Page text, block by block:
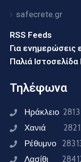
safecrete.gr
RSS Feeds
Για ενημερώσεις
Παλιά
Τηλέφωνα
Ηράκλειο
Χανιά
Ρέθυμνο
Λασίθι